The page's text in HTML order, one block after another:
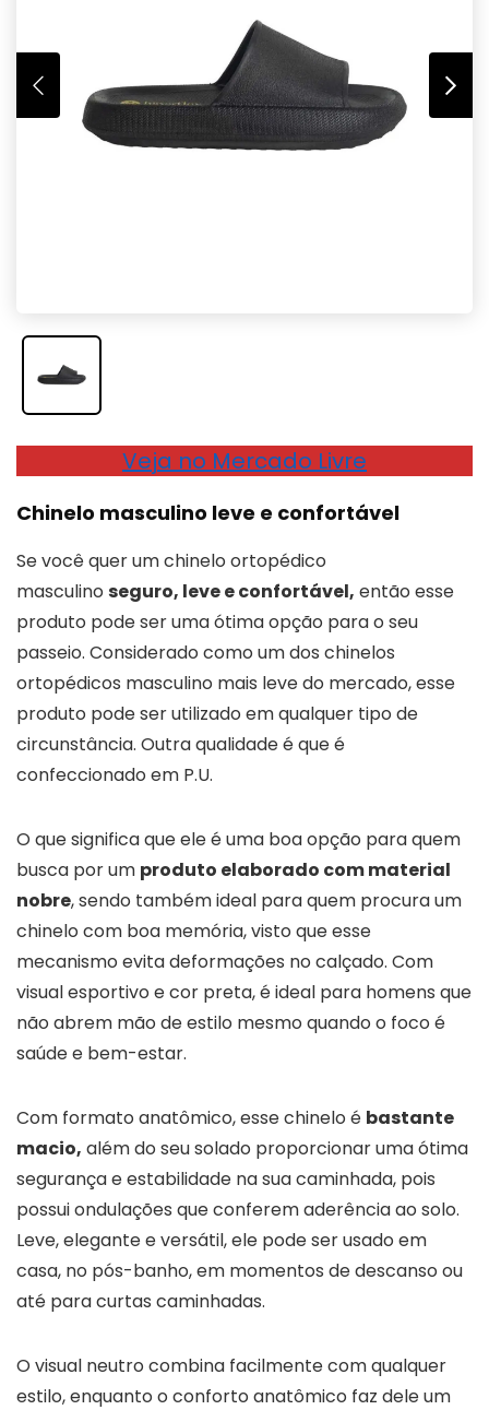
Veja no Mercado Livre
Chinelo masculino leve e confortável
Se você quer um chinelo ortopédico
masculino seguro, leve e confortável, então esse
produto pode ser uma ótima opção para o seu
passeio. Considerado como um dos chinelos
ortopédicos masculino mais leve do mercado, esse
produto pode ser utilizado em qualquer tipo de
circunstância. Outra qualidade é que é
confeccionado em P.U.
O que significa que ele é uma boa opção para quem
busca por um produto elaborado com material
nobre, sendo também ideal para quem procura um
chinelo com boa memória, visto que esse
mecanismo evita deformações no calçado. Com
visual esportivo e cor preta, é ideal para homens que
não abrem mão de estilo mesmo quando o foco é
saúde e bem-estar.
Com formato anatômico, esse chinelo é bastante
macio, além do seu solado proporcionar uma ótima
segurança e estabilidade na sua caminhada, pois
possui ondulações que conferem aderência ao solo.
Leve, elegante e versátil, ele pode ser usado em
casa, no pós-banho, em momentos de descanso ou
até para curtas caminhadas.
O visual neutro combina facilmente com qualquer
estilo, enquanto o conforto anatômico faz dele um